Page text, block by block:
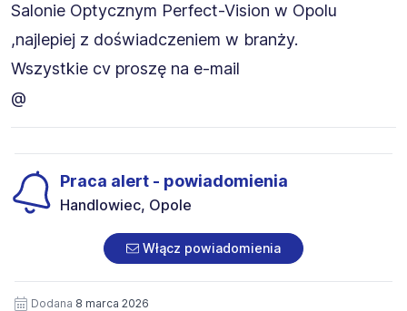
Salonie Optycznym Perfect-Vision w Opolu
,najlepiej z doświadczeniem w branży.
Wszystkie cv proszę na e-mail
@
Praca alert - powiadomienia
Handlowiec, Opole
Włącz powiadomienia
Dodana 8 marca 2026